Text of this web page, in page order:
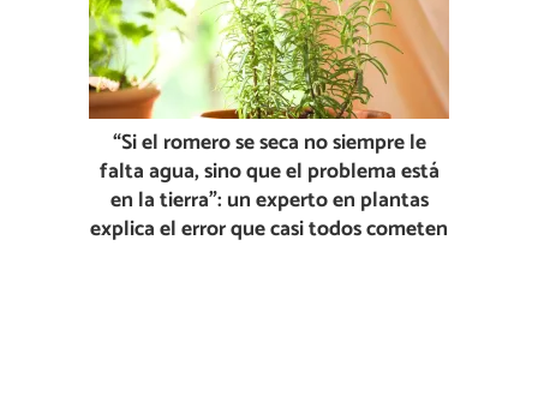
“Si el romero se seca no siempre le
falta agua, sino que el problema está
en la tierra”: un experto en plantas
explica el error que casi todos cometen